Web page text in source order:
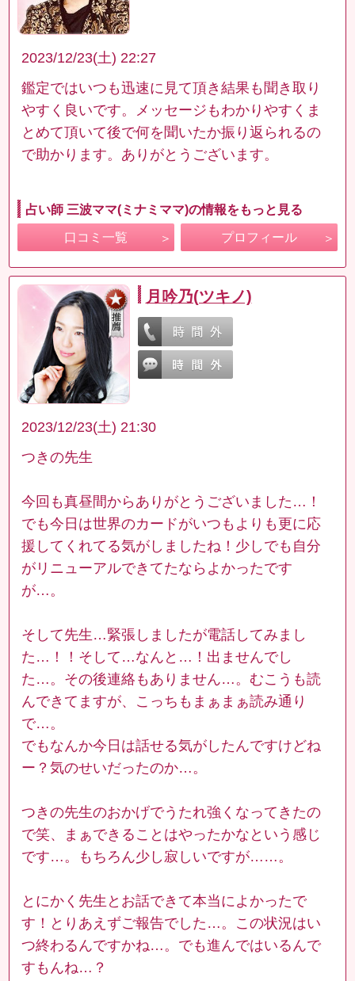
2023/12/23(土) 22:27
鑑定ではいつも迅速に見て頂き結果も聞き取り
やすく良いです。メッセージもわかりやすくま
とめて頂いて後で何を聞いたか振り返られるの
で助かります。ありがとうございます。
占い師 三波ママ(ミナミママ)の情報をもっと見る
口コミ一覧 プロフィール
月吟乃(ツキノ)
2023/12/23(土) 21:30
つきの先生
今回も真昼間からありがとうございました…！
でも今日は世界のカードがいつもよりも更に応
援してくれてる気がしましたね！少しでも自分
がリニューアルできてたならよかったです
が…。
そして先生…緊張しましたが電話してみまし
た…！！そして…なんと…！出ませんでし
た…。その後連絡もありません…。むこうも読
んできてますが、こっちもまぁまぁ読み通り
で…。
でもなんか今日は話せる気がしたんですけどね
ー？気のせいだったのか…。
つきの先生のおかげでうたれ強くなってきたの
で笑、まぁできることはやったかなという感じ
です…。もちろん少し寂しいですが……。
とにかく先生とお話できて本当によかったで
す！とりあえずご報告でした…。この状況はい
つ終わるんですかね…。でも進んではいるんで
すもんね…？